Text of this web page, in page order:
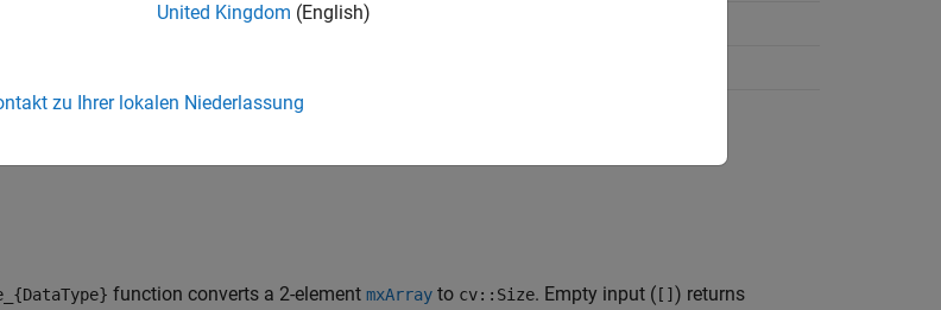
,width)
function converts a 2-element mxArray to cv::Size. Empty input ( [] ) returns
United Kingdom (English)
zu Ihrer lokalen Niederlassung